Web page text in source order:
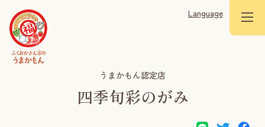
Language
うまかもん認定店
四季旬彩のがみ